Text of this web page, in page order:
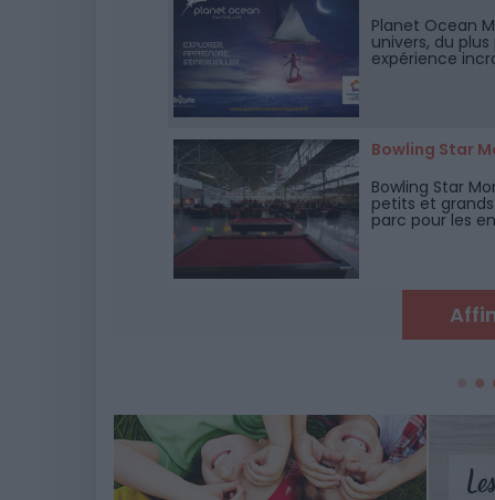
Planet Ocean
univers, du
expérience
Bowling Star
Bowling Star
petits et
parc pour les